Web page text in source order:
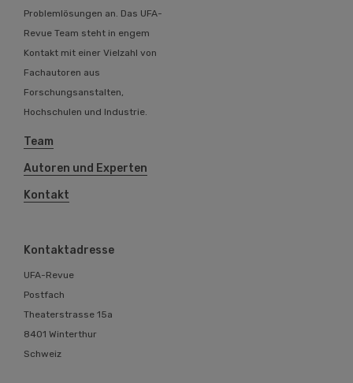
Problemlösungen an. Das UFA-
Revue Team steht in engem
Kontakt mit einer Vielzahl von
Fachautoren aus
Forschungsanstalten,
Hochschulen und Industrie.
Team
Autoren und Experten
Kontakt
Kontaktadresse
UFA-Revue
Postfach
Theaterstrasse 15a
8401 Winterthur
Schweiz